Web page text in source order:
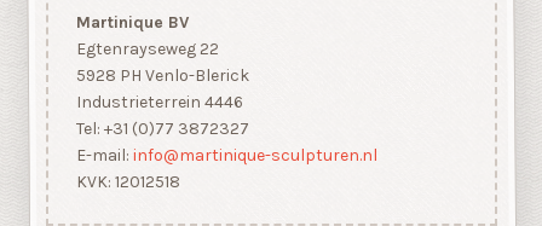
Martinique BV
Egtenrayseweg 22
5928 PH Venlo-Blerick
Industrieterrein 4446
Tel: +31 (0)77 3872327
E-mail: info@martinique-sculpturen.nl
KVK: 12012518